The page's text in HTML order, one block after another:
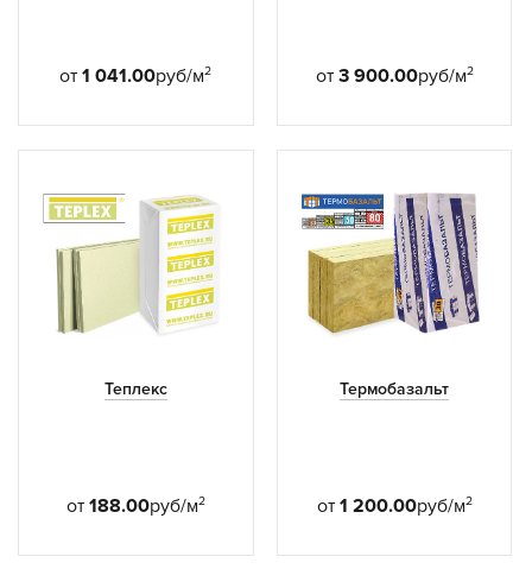
от1 041.00руб/м2 от 3 900.00руб/м2
Теплекс
от 188.00руб/м2
Термобазальт
от 1 200.00руб/м2